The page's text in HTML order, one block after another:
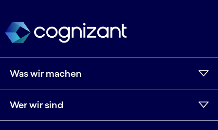
Was wir machen
Wer wir sind